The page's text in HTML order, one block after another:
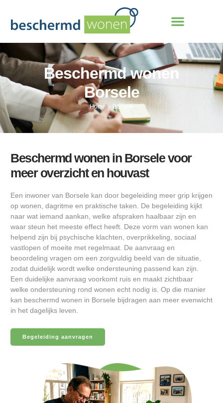
Beschermd wonen
Borsele
Home» Borsele
Beschermd wonen in Borsele voor
meer overzicht en houvast
Een inwoner van Borsele kan door begeleiding meer grip krijgen
op wonen, dagritme en praktische taken. De begeleiding kijkt
naar wat iemand aankan, welke afspraken haalbaar zijn en
waar steun het meeste effect heeft. Deze vorm van wonen kan
helpend zijn bij psychische klachten, overprikkeling, sociaal
vastlopen of moeite met regelmaat. De aanvraag en
beoordeling vragen om een zorgvuldig beeld van de situatie,
zodat duidelijk wordt welke ondersteuning passend kan zijn.
Een duidelijke aanvraag voorkomt ruis en maakt zichtbaar
welke ondersteuning rond wonen echt nodig is. Op die manier
kan beschermd wonen in Borsele bijdragen aan meer evenwicht
in het dagelijks leven.
Begeleiding aanvragen